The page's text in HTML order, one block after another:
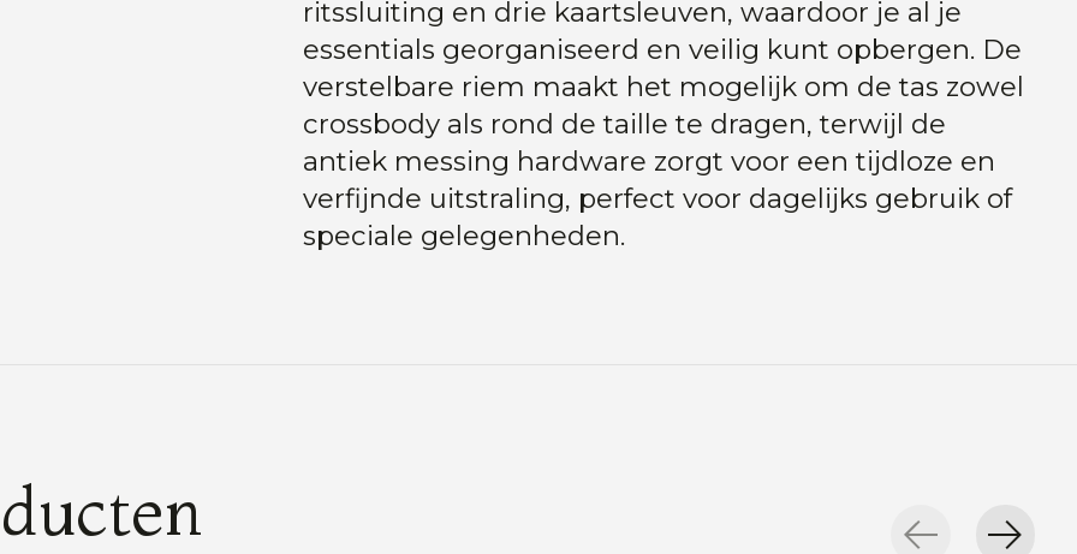
ritssluiting en drie kaartsleuven, waardoor je al je
essentials georganiseerd en veilig kunt opbergen. De
verstelbare riem maakt het mogelijk om de tas zowel
crossbody als rond de taille te dragen, terwijl de
antiek messing hardware zorgt voor een tijdloze en
verfijnde uitstraling, perfect voor dagelijks gebruik of
speciale gelegenheden.